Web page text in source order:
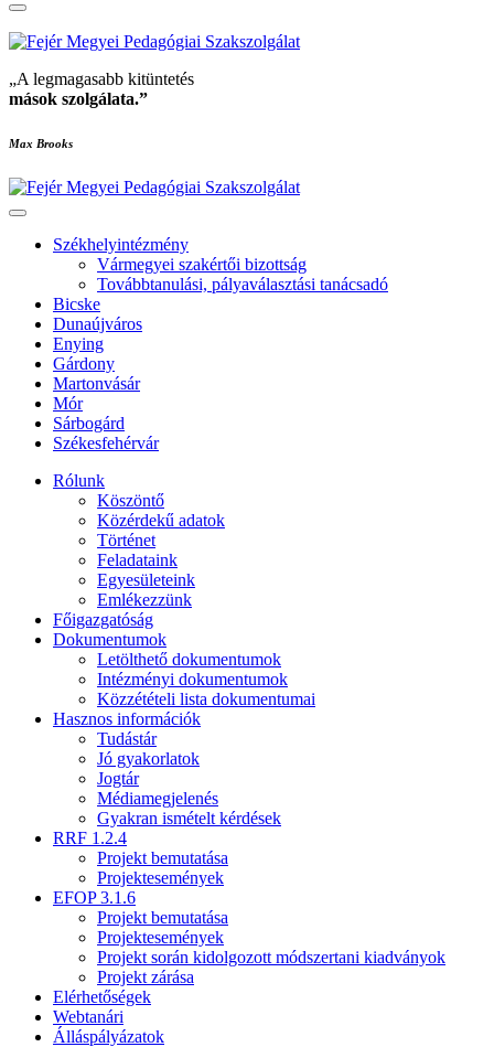
„A legmagasabb kitüntetés
mások szolgálata.”
Max Brooks
Székhelyintézmény
Vármegyei szakértői bizottság
Továbbtanulási, pályaválasztási tanácsadó
Bicske
Dunaújváros
Enying
Gárdony
Martonvásár
Mór
Sárbogárd
Székesfehérvár
Rólunk
Köszöntő
Közérdekű adatok
Történet
Feladataink
Egyesületeink
Emlékezzünk
Főigazgatóság
Dokumentumok
Letölthető dokumentumok
Intézményi dokumentumok
Közzétételi lista dokumentumai
Hasznos információk
Tudástár
Jó gyakorlatok
Jogtár
Médiamegjelenés
Gyakran ismételt kérdések
RRF 1.2.4
Projekt bemutatása
Projektesemények
EFOP 3.1.6
Projekt bemutatása
Projektesemények
Projekt során kidolgozott módszertani kiadványok
Projekt zárása
Elérhetőségek
Webtanári
Álláspályázatok